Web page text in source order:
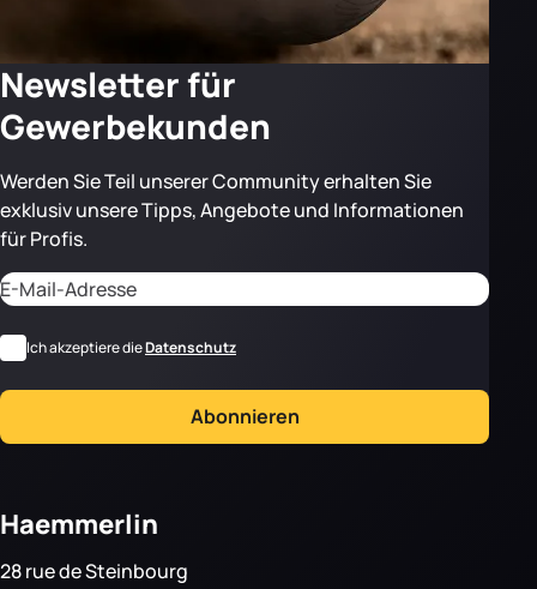
Newsletter für
Gewerbekunden
Werden Sie Teil unserer Community erhalten Sie
exklusiv unsere Tipps, Angebote und Informationen
für Profis.
Adresse email
RGPDIch akzeptiere dieDatenschutz
CAPTCHA
Abonnieren
Haemmerlin
28 rue de Steinbourg